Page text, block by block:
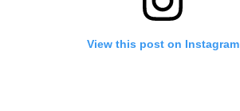
View this post on Instagram